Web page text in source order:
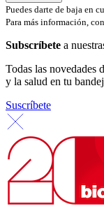
Puedes darte de baja en
Para más información,
Subscríbete a
Todas las novedades
y la salud en tu
Suscríbete